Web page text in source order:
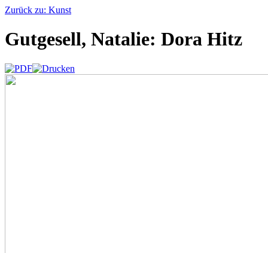
Zurück zu: Kunst
Gutgesell, Natalie: Dora Hitz